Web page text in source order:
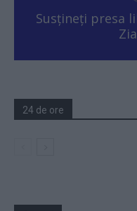
Susțineți presa
24 de ore